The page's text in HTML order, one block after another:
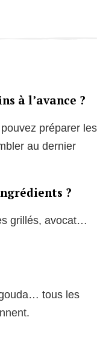
à l’avance ?
préparer les
au dernier
?
grillés, avocat…
tous les